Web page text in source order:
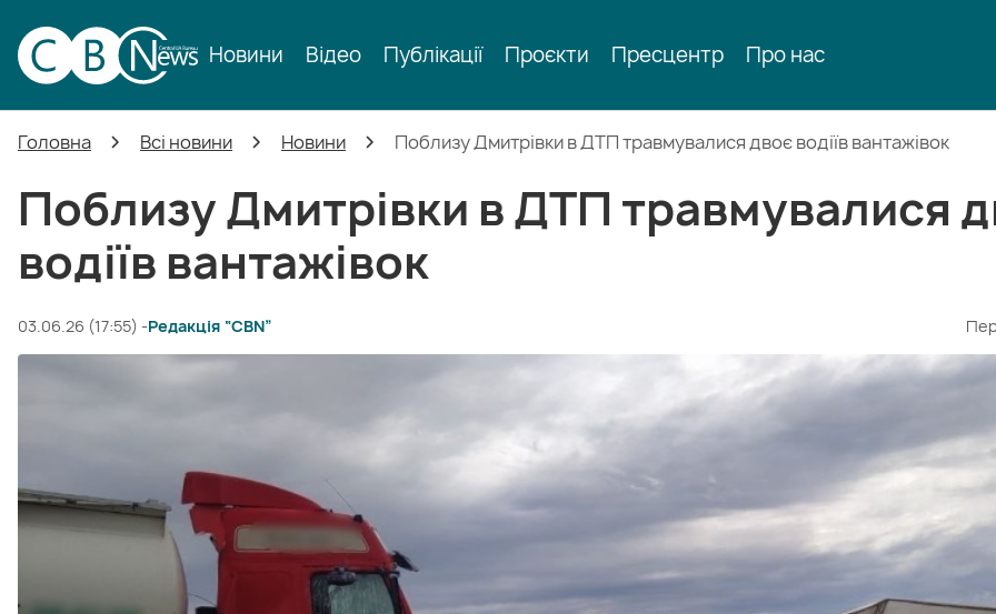
Новини Відео Публікації Проєкти Пресцентр Про нас
Головна Всі новини Новини Поблизу Дмитрівки в ДТП травмувалися двоє водіїв вантажівок
Поблизу Дмитрівки в ДТП травмувалися
водіїв вантажівок
03.06.26 (17:55) -Редакція “CBN”